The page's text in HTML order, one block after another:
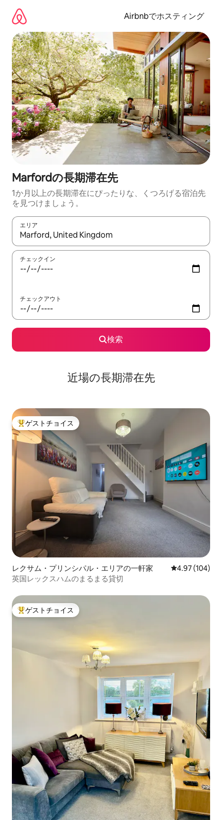
Airbnbでホスティング
Marfordの長期滞在先
1か月以上の長期滞在にぴったりな、くつろげる宿泊先
を見つけましょう。
エリア
検索結果が表示されたら、上下の矢印キーを使って移動するか
チェックイン
チェックアウト
検索
近場の長期滞在先
大好評のゲストチョイスです。
ゲストチョイス
レクサム・プリンシパル・エリアの一軒家 レビュー104
4.97 (104)
英国レックスハムのまるまる貸切
大好評のゲストチョイスです。
ゲストチョイス